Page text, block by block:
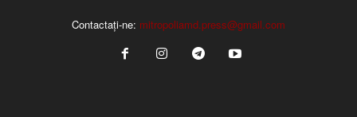
Contactați-ne: mitropoliamd.press@gmail.com